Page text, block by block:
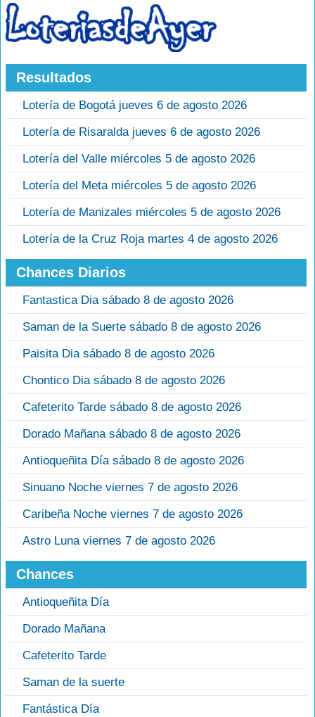
Resultados
Lotería de Bogotá jueves 6 de agosto 2026
Lotería de Risaralda jueves 6 de agosto 2026
Lotería del Valle miércoles 5 de agosto 2026
Lotería del Meta miércoles 5 de agosto 2026
Lotería de Manizales miércoles 5 de agosto 2026
Lotería de la Cruz Roja martes 4 de agosto 2026
Chances Diarios
Fantastica Dia sábado 8 de agosto 2026
Saman de la Suerte sábado 8 de agosto 2026
Paisita Dia sábado 8 de agosto 2026
Chontico Dia sábado 8 de agosto 2026
Cafeterito Tarde sábado 8 de agosto 2026
Dorado Mañana sábado 8 de agosto 2026
Antioqueñita Día sábado 8 de agosto 2026
Sinuano Noche viernes 7 de agosto 2026
Caribeña Noche viernes 7 de agosto 2026
Astro Luna viernes 7 de agosto 2026
Chances
Antioqueñita Día
Dorado Mañana
Cafeterito Tarde
Saman de la suerte
Fantástica Día